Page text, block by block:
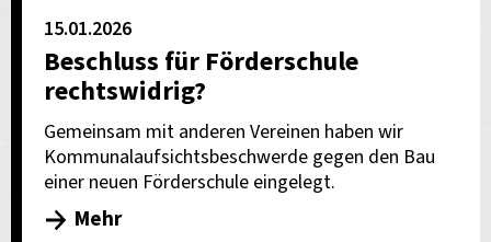
15.01.2026
Beschluss für Förderschule
rechtswidrig?
Gemeinsam mit anderen Vereinen haben wir
Kommunalaufsichtsbeschwerde gegen den Bau
einer neuen Förderschule eingelegt.
Mehr